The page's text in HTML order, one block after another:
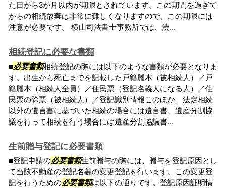
た日から3か月以内が期限とされています。この期間を過ぎて
からの相続放棄は非常に難しくなりますので、この期限には
注意が必要です。 横山司法書士事務所では、渋...
相続登記に必要な書類
■必要書類相続登記の際には以下のような書類が必要となりま
す。出生から死亡までを記載した戸籍謄本（被相続人）／戸
籍謄本（相続人全員）／住民票（登記名義人になる人）／住
民票の除票（被相続人）／登記識別情報このほか、法定相続
以外の遺言書に基づいた相続の場合には遺言書、遺産分割協
議を行って相続を行う場合には遺産分割協議書...
生前贈与登記に必要書類
■登記申請の必要書類生前贈与の際には、贈与を登記原因とし
て当該不動産の登記名義の変更登記を行います。この変更登
記を行うための必要書類は以下の通りです。登記原因証明情